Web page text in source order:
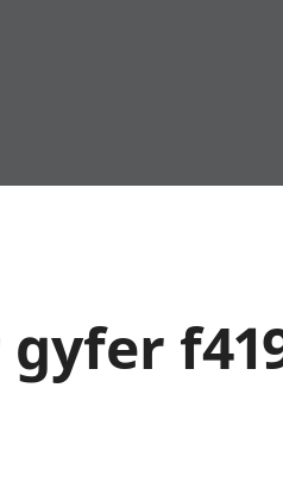
Addysg a gofal plant
Etholiadau